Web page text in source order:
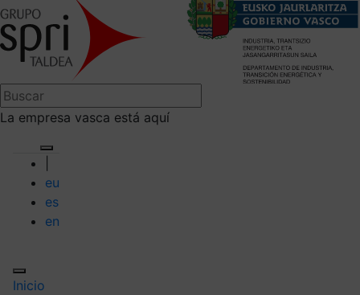
La empresa vasca está aquí
eu
es
en
Inicio